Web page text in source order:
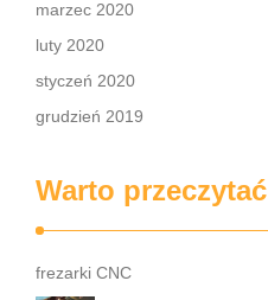
marzec 2020
luty 2020
styczeń 2020
grudzień 2019
Warto przeczytać
frezarki CNC